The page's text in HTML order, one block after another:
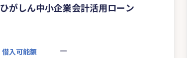
ひがしん中小企業会計活用ローン
借入可能額 ー